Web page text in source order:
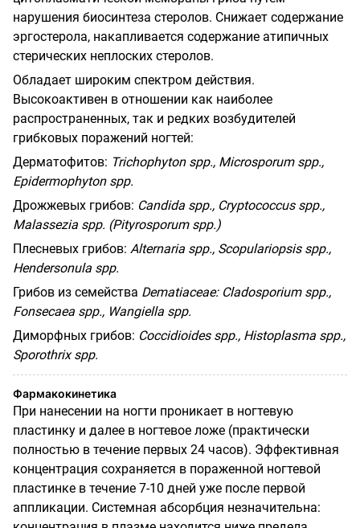
нарушения биосинтеза стеролов. Снижает содержание
эргостерола, накапливается содержание атипичных
стерических неплоских стеролов.
Обладает широким спектром действия.
Высокоактивен в отношении как наиболее
распространенных, так и редких возбудителей
грибковых поражений ногтей:
Дерматофитов: Trichophyton spp., Microsporum spp.,
Epidermophyton spp.
Дрожжевых грибов: Candida spp., Cryptococcus spp.,
Malassezia spp. (Pityrosporum spp.)
Плесневых грибов: Alternaria spp., Scopulariopsis spp.,
Hendersonula spp.
Грибов из семейства Dematiaceae: Cladosporium spp.,
Fonsecaea spp., Wangiella spp.
Диморфных грибов: Coccidioides spp., Histoplasma spp.,
Sporothrix spp.
Фармакокинетика
При нанесении на ногти проникает в ногтевую
пластинку и далее в ногтевое ложе (практически
полностью в течение первых 24 часов). Эффективная
концентрация сохраняется в пораженной ногтевой
пластинке в течение 7-10 дней уже после первой
аппликации. Системная абсорбция незначительна: